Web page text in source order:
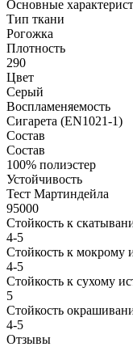
Основные
Тип ткани
Рогожка
Плотность
290
Цвет
Серый
Воспламеняемость
Сигарета (EN1021-1)
Состав
Состав
100% полиэстер
Устойчивость
Тест Мартиндейла
95000
Стойкость к
4-5
Стойкость к мокрому
4-5
Стойкость к сухому
5
Стойкость
4-5
Отзывы